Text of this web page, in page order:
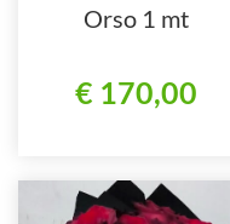
Orso 1 mt
€ 170,00